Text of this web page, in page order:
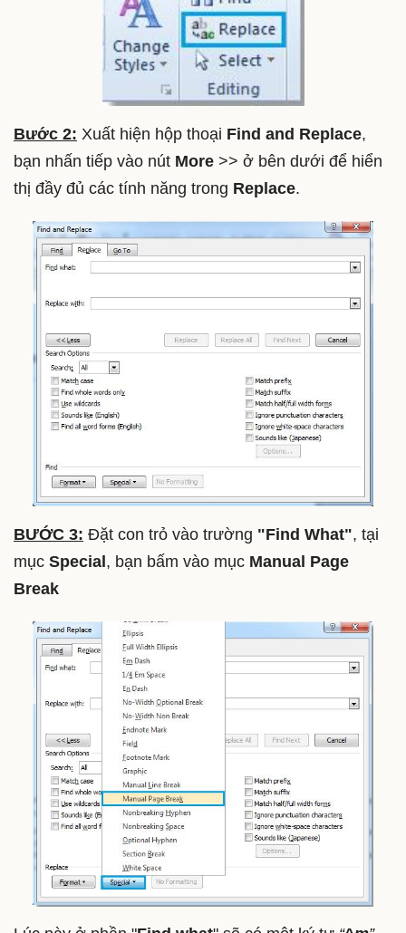
Bước 2: Xuất hiện hộp thoại Find and Replace,
bạn nhấn tiếp vào nút More >> ở bên dưới để hiển
thị đầy đủ các tính năng trong Replace.
BƯỚC 3: Đặt con trỏ vào trường "Find What", tại
mục Special, bạn bấm vào mục Manual Page
Break